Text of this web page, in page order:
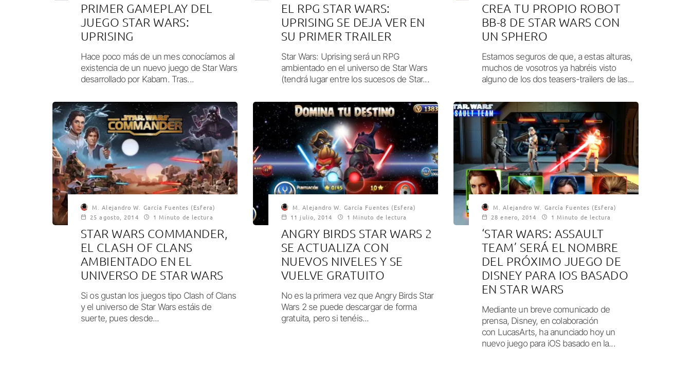
PRIMER GAMEPLAY DEL
JUEGO STAR WARS:
UPRISING
Hace poco más de un mes conocíamos al
existencia de un nuevo juego de Star Wars
desarrollado por Kabam. Tras...
EL RPG STAR WARS:
UPRISING SE DEJA VER EN
SU PRIMER TRAILER
Star Wars: Uprising será un RPG
ambientado en el universo de Star Wars
(tendrá lugar entre los sucesos de Star...
CREA TU PROPIO ROBOT
BB-8 DE STAR WARS CON
UN SPHERO
Estamos seguros de que, a estas alturas,
muchos de vosotros ya habréis visto
alguno de los dos teasers-trailers de las...
M. Alejandro W. García Fuentes (Esfera)
25 agosto, 2014
1 Minuto de lectura
STAR WARS COMMANDER,
EL CLASH OF CLANS
AMBIENTADO EN EL
UNIVERSO DE STAR WARS
Si os gustan los juegos tipo Clash of Clans
y el universo de Star Wars estáis de
suerte, pues desde...
M. Alejandro W. García Fuentes (Esfera)
11 julio, 2014
1 Minuto de lectura
ANGRY BIRDS STAR WARS 2
SE ACTUALIZA CON
NUEVOS NIVELES Y SE
VUELVE GRATUITO
No es la primera vez que Angry Birds Star
Wars 2 se puede descargar de forma
gratuita, pero si tenéis...
M. Alejandro W. García Fuentes (Esfera)
28 enero, 2014
1 Minuto de lectura
‘STAR WARS: ASSAULT
TEAM’ SERÁ EL NOMBRE
DEL PRÓXIMO JUEGO DE
DISNEY PARA IOS BASADO
EN STAR WARS
Mediante un breve comunicado de
prensa, Disney, en colaboración
con LucasArts, ha anunciado hoy un
nuevo juego para iOS basado en la...